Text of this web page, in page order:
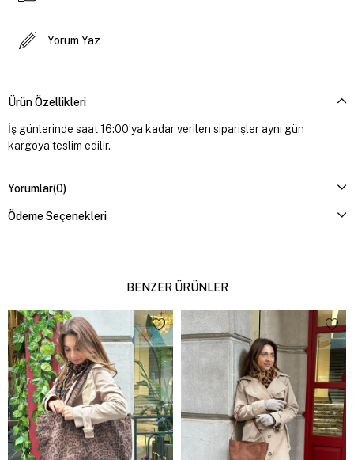
Yorum Yaz
Ürün Özellikleri
İş günlerinde saat 16:00’ya kadar verilen siparişler aynı gün
kargoya teslim edilir.
Yorumlar(0)
Ödeme Seçenekleri
BENZER ÜRÜNLER